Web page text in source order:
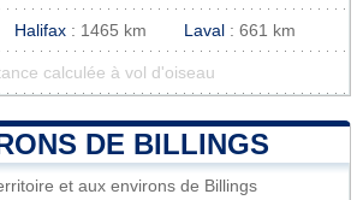
Halifax : 1465 km Laval : 661 km
calculée à vol d'oiseau
DE BILLINGS
et aux environs de Billings